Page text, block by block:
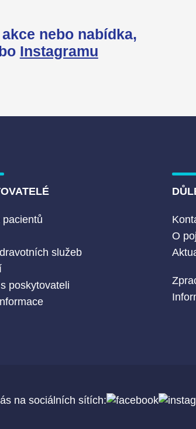
nebo nabídka,
Instagramu
pacientů
služeb
poskytovateli
O
na sociálních sítích: